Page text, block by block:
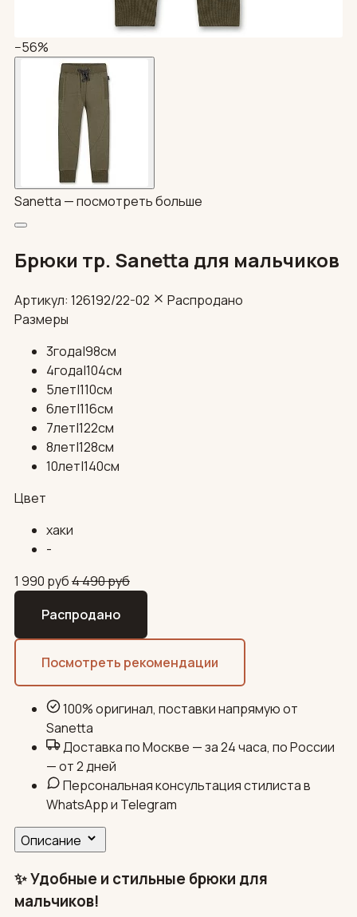
−56%
Sanetta —посмотреть больше
Брюки тр. Sanetta для мальчиков
Артикул: 126192/22-02
Распродано
Размеры
3года|98см
4года|104см
5лет|110см
6лет|116см
7лет|122см
8лет|128см
10лет|140см
Цвет
хаки
-
1 990 руб4 490руб
Распродано
Посмотреть рекомендации
100% оригинал, поставки напрямую от
Sanetta
Доставка по Москве — за 24 часа, по России
— от 2 дней
Персональная консультация стилиста в
WhatsApp и Telegram
Описание
✨ Удобные и стильные брюки для
мальчиков!